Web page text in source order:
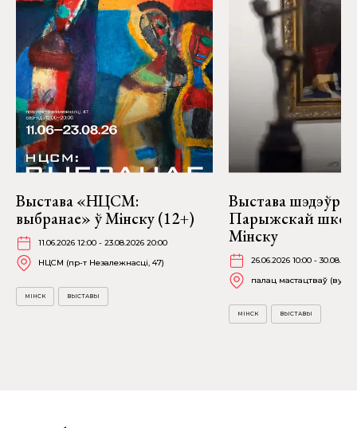
Выстава «НЦСМ:
выбранае» ў Мінску (12+)
11.06.2026 12:00 - 23.08.2026 20:00
НЦСМ (пр-т Незалежнасці, 47)
МІНСК ВЫСТАВЫ
Выстава шэдэўраў
Парыжскай
Мінску
26.06.2026 10:00 -
палац мастацтваў (вул.
МІНСК ВЫСТАВЫ